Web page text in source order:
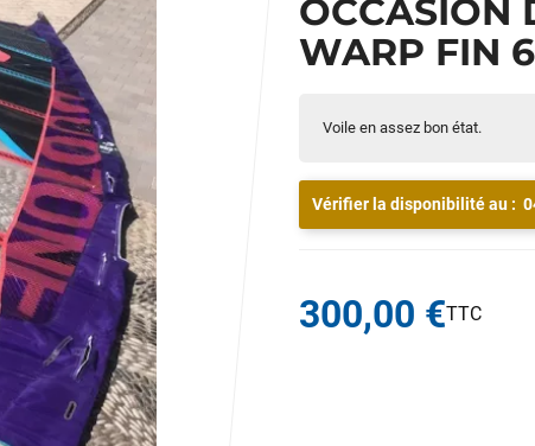
OCCASION
WARP FIN
Voile en assez bon état.
Vérifier la disponibilité au :
300,00 €